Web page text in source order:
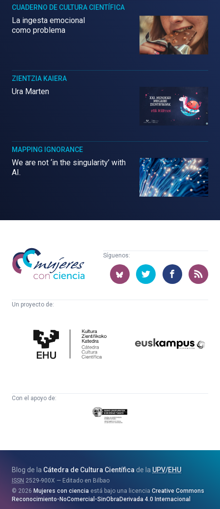
CUADERNO DE CULTURA CIENTÍFICA
La ingesta emocional
como problema
ZIENTZIA KAIERA
Ura Marten
MAPPING IGNORANCE
We are not ‘in the singularity’ with
AI.
Mujeres
con
ciencia
Síguenos:
Un proyecto de:
Cultura
Científica
Con el apoyo de:
Eusko
Jaurlaritza
eta
Berrikuntza
Saila
Blog de la Cátedra de Cultura Científica de la UPV/EHU
ISSN 2529-900X
Editado en Bilbao
2026 Mujeres con ciencia está bajo una licencia Creative Commons
Reconocimiento-NoComercial-SinObraDerivada 4.0 Internacional